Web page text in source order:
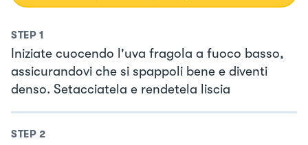
STEP 1
Iniziate cuocendo l'uva fragola a fuoco basso,
assicurandovi che si spappoli bene e diventi
denso. Setacciatela e rendetela liscia
STEP 2